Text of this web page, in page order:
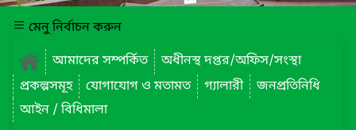
মেনু নির্বাচন করুন
আমাদের সম্পর্কিত
অধীনস্থ দপ্তর/অফিস/সংস্থা
প্রকল্পসমূহ
যোগাযোগ ও মতামত গ্যালারী
জনপ্রতিনিধি
আইন / বিধিমালা